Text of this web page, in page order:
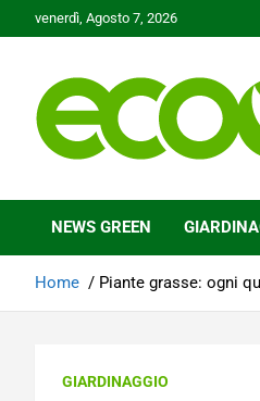
to
venerdì, Agosto 7, 2026
Ecoo.it
NEWS GREEN
Home Piante grasse: ogni
GIARDINAGGIO